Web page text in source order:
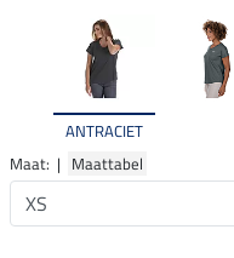
ANTRACIET
Maat: | Maattabel